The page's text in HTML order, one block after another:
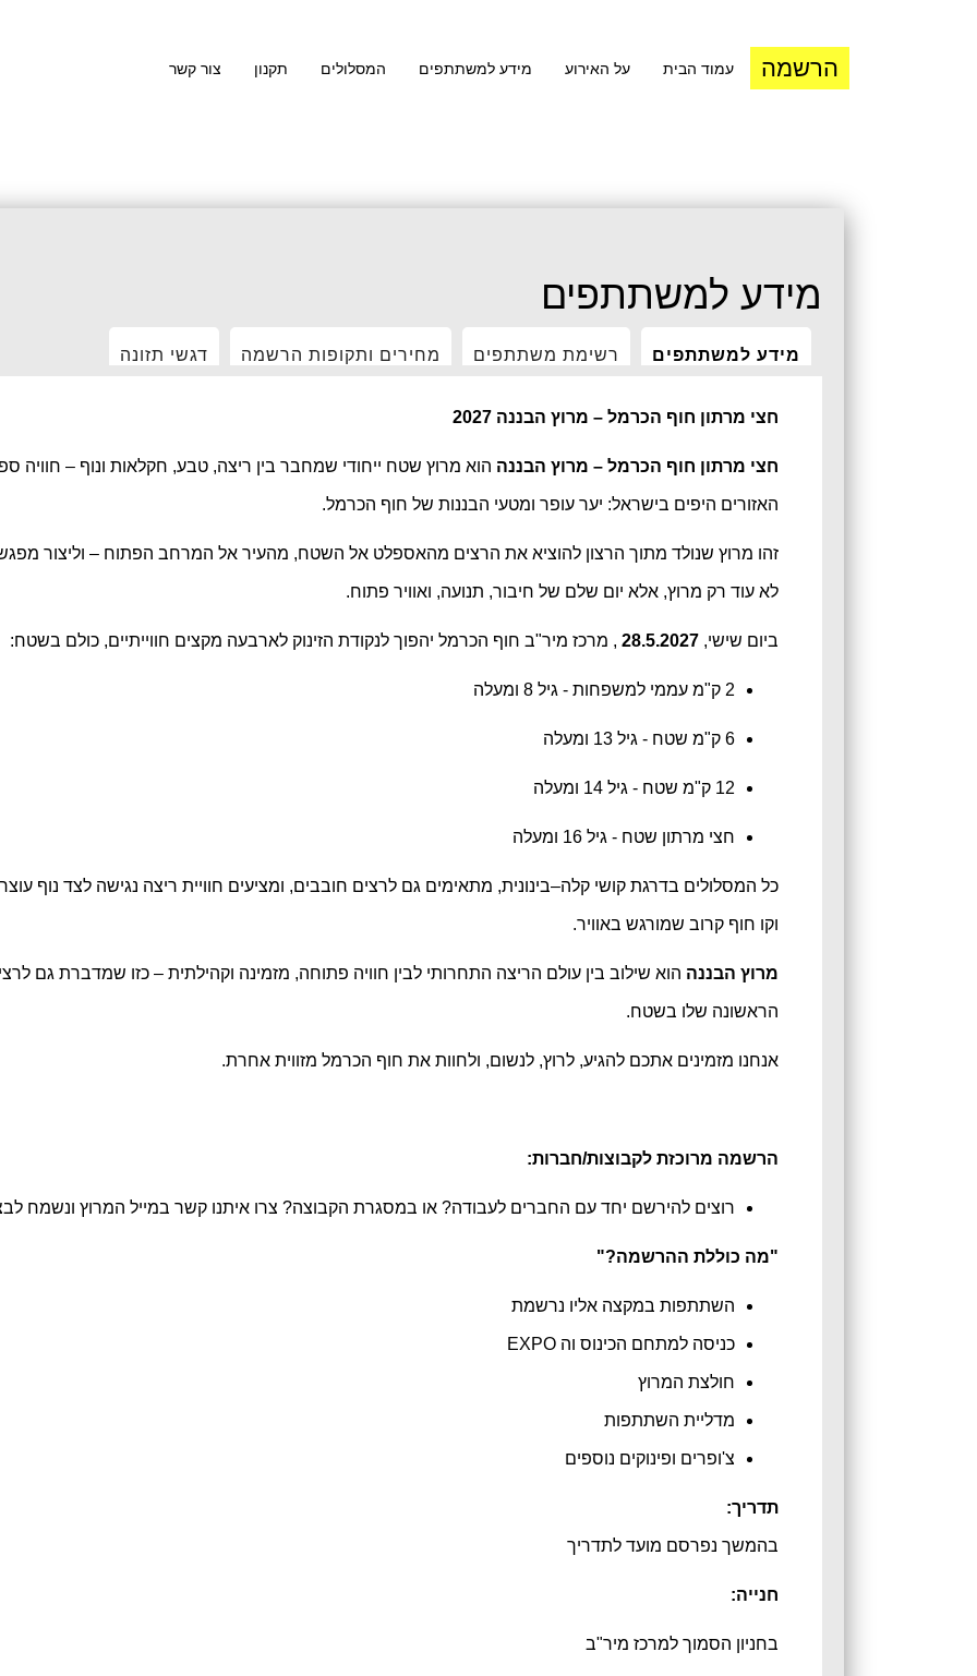
הרשמה עמוד הבית על האירוע מידע למשתתפים המסלולים תקנון צור קשר
מידע למשתתפים
מידע למשתתפים רשימת משתתפים מחירים ותקופות הרשמה דגשי תזונה
חצי מרתון חוף הכרמל – מרוץ הבננה 2027
חצי מרתון חוף הכרמל – מרוץ הבננה הוא מרוץ שטח ייחודי שמחבר בין ריצה, טבע, חקלאות ונוף –
האזורים היפים בישראל: יער עופר ומטעי הבננות של חוף הכרמל.
זהו מרוץ שנולד מתוך הרצון להוציא את הרצים מהאספלט אל השטח, מהעיר אל המרחב הפתוח – וליצור
לא עוד רק מרוץ, אלא יום שלם של חיבור, תנועה, ואוויר פתוח.
ביום שישי, 28.5.2027 , מרכז מיר"ב חוף הכרמל יהפוך לנקודת הזינוק לארבעה מקצים חווייתיים, כולם בשטח:
2 ק"מ עממי למשפחות - גיל 8 ומעלה
6 ק"מ שטח - גיל 13 ומעלה
12 ק"מ שטח - גיל 14 ומעלה
חצי מרתון שטח - גיל 16 ומעלה
כל המסלולים בדרגת קושי קלה–בינונית, מתאימים גם לרצים חובבים, ומציעים חוויית ריצה נגישה לצד נוף
וקו חוף קרוב שמורגש באוויר.
מרוץ הבננה הוא שילוב בין עולם הריצה התחרותי לבין חוויה פתוחה, מזמינה וקהילתית – כזו שמדברת גם
הראשונה שלו בשטח.
אנחנו מזמינים אתכם להגיע, לרוץ, לנשום, ולחוות את חוף הכרמל מזווית אחרת.
הרשמה מרוכזת לקבוצות/חברות:
רוצים להירשם יחד עם החברים לעבודה? או במסגרת הקבוצה? צרו איתנו קשר במייל המרוץ ונשמח
"מה כוללת ההרשמה?"
השתתפות במקצה אליו נרשמת
כניסה למתחם הכינוס וה EXPO
חולצת המרוץ
מדליית השתתפות
צ'ופרים ופינוקים נוספים
תדריך:
בהמשך נפרסם מועד לתדריך
חנייה:
בחניון הסמוך למרכז מיר"ב